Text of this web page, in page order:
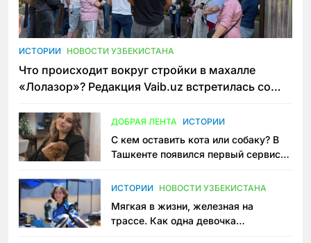
ИСТОРИИ НОВОСТИ УЗБЕКИСТАНА
Что происходит вокруг стройки в махалле
«Лолазор»? Редакция Vaib.uz встретилась со
ДОБРАЯ ЛЕНТА ИСТОРИИ
С кем оставить кота или собаку? В
Ташкенте появился первый сервис
ИСТОРИИ НОВОСТИ УЗБЕКИСТАНА
Мягкая в жизни, железная на
трассе. Как одна девочка